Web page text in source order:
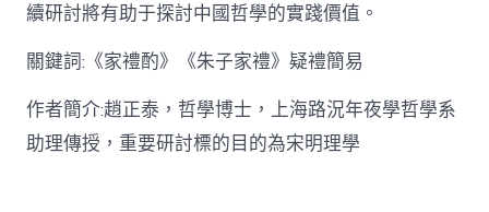
思
中
續研討將有助于探討中國哲學的實踐價值。
關鍵詞:《家禮酌》《朱子家禮》疑禮簡易
作者簡介:趙正泰，哲學博士，上海路況年夜學哲學系
助理傳授，重要研討標的目的為宋明理學